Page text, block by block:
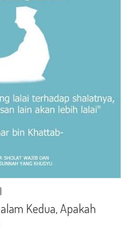
Kedua, Apakah